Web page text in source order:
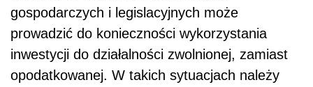
gospodarczych i legislacyjnych może
prowadzić do konieczności wykorzystania
inwestycji do działalności zwolnionej, zamiast
opodatkowanej. W takich sytuacjach należy